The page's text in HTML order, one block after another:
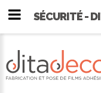
SÉCURITÉ -